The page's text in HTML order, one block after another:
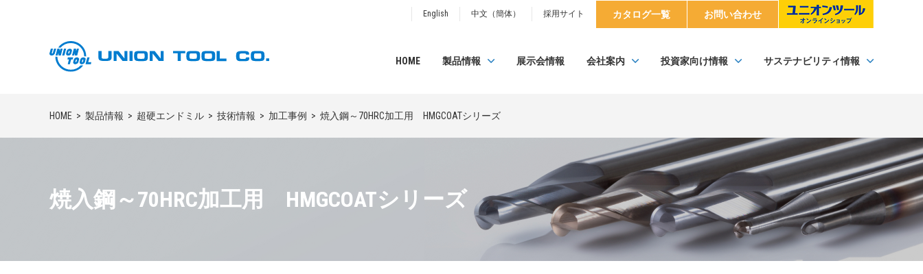
English 中文（簡体） 採用サイト カタログ一覧 お問い合わせ
HOME 製品情報 展示会情報 会社案内 投資家向け情報 サステナビリティ情報
HOME 製品情報 超硬エンドミル 技術情報 加工事例 焼入鋼～70HRC加工用 HMGCOATシリーズ
焼入鋼～70HRC加工用 HMGCOATシリーズ